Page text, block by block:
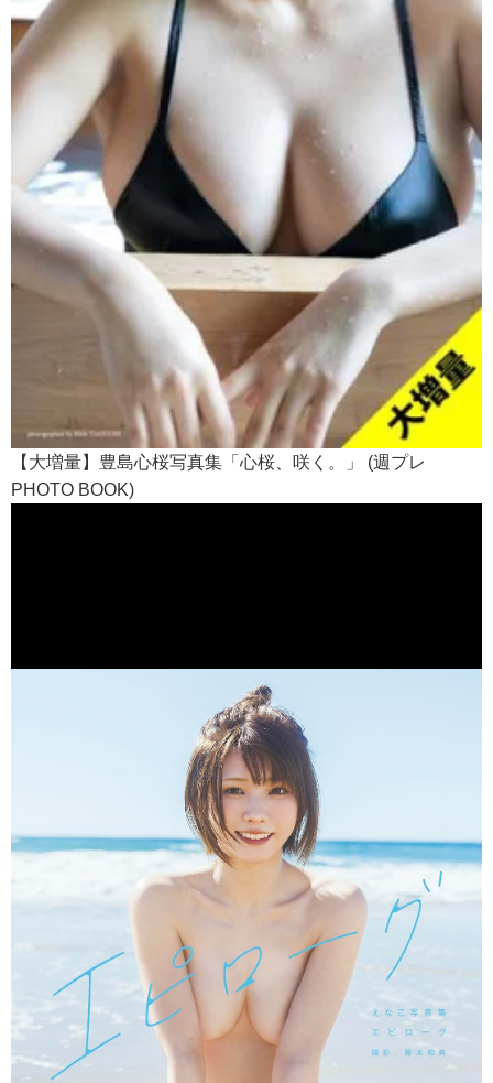
【大増量】豊島心桜写真集「心桜、咲く。」 (週プレ
PHOTO BOOK)